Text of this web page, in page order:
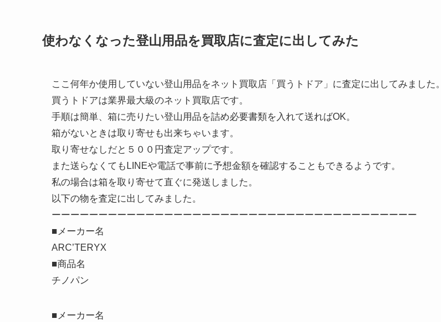
使わなくなった登山用品を買取店に査定に出してみた
ここ何年か使用していない登山用品をネット買取店「買うトドア」に査定に出してみました。
買うトドアは業界最大級のネット買取店です。
手順は簡単、箱に売りたい登山用品を詰め必要書類を入れて送ればOK。
箱がないときは取り寄せも出来ちゃいます。
取り寄せなしだと５００円査定アップです。
また送らなくてもLINEや電話で事前に予想金額を確認することもできるようです。
私の場合は箱を取り寄せて直ぐに発送しました。
以下の物を査定に出してみました。
ーーーーーーーーーーーーーーーーーーーーーーーーーーーーーーーーーーーーーーー
■メーカー名
ARC’TERYX
■商品名
チノパン
■メーカー名